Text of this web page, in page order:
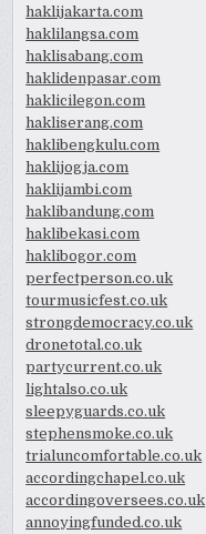
haklijakarta.com
haklilangsa.com
haklisabang.com
haklidenpasar.com
haklicilegon.com
hakliserang.com
haklibengkulu.com
haklijogja.com
haklijambi.com
haklibandung.com
haklibekasi.com
haklibogor.com
perfectperson.co.uk
tourmusicfest.co.uk
strongdemocracy.co.uk
dronetotal.co.uk
partycurrent.co.uk
lightalso.co.uk
sleepyguards.co.uk
stephensmoke.co.uk
trialuncomfortable.co.uk
accordingchapel.co.uk
accordingoversees.co.uk
annoyingfunded.co.uk